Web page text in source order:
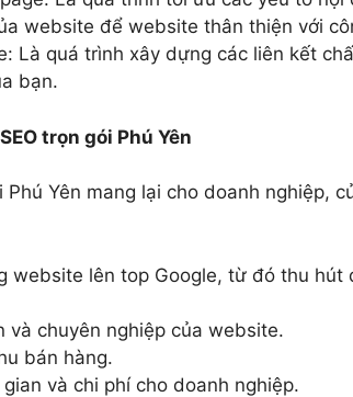
website để website thân thiện với
Là quá trình xây dựng các liên kết
bạn.
trọn gói Phú Yên
Phú Yên mang lại cho doanh nghiệp,
website lên top Google, từ đó thu hút
và chuyên nghiệp của website.
bán hàng.
và chi phí cho doanh nghiệp.